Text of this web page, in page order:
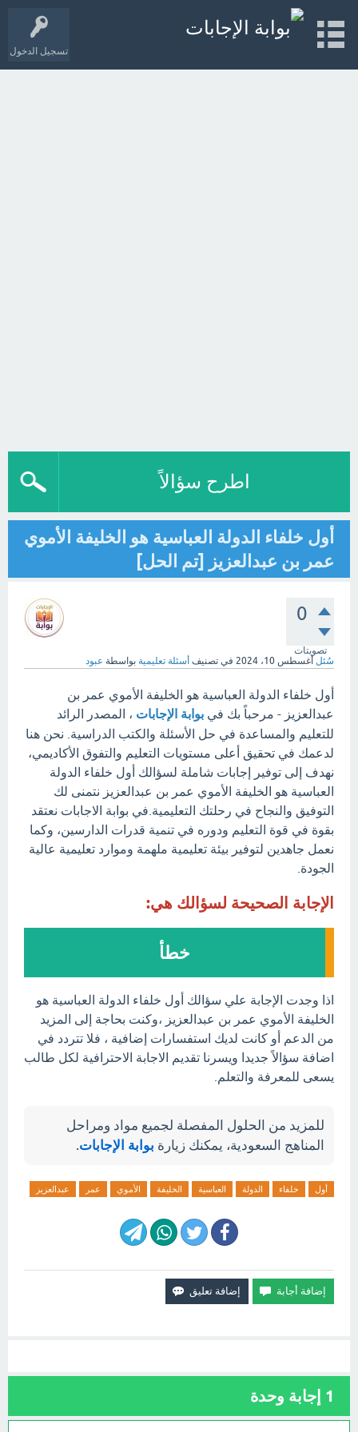
تسجيل الدخول
اطرح سؤالاً
أول خلفاء الدولة العباسية هو الخليفة الأموي
عمر بن عبدالعزيز [تم الحل]
0
تصويتات
سُئل أغسطس 10، 2024 في تصنيف أسئلة تعليمية بواسطة عبود
أول خلفاء الدولة العباسية هو الخليفة الأموي عمر بن
عبدالعزيز - مرحباً بك في بوابة الإجابات ، المصدر الرائد
للتعليم والمساعدة في حل الأسئلة والكتب الدراسية. نحن هنا
لدعمك في تحقيق أعلى مستويات التعليم والتفوق الأكاديمي،
نهدف إلى توفير إجابات شاملة لسؤالك أول خلفاء الدولة
العباسية هو الخليفة الأموي عمر بن عبدالعزيز نتمنى لك
التوفيق والنجاح في رحلتك التعليمية.في بوابة الاجابات نعتقد
بقوة في قوة التعليم ودوره في تنمية قدرات الدارسين، وكما
نعمل جاهدين لتوفير بيئة تعليمية ملهمة وموارد تعليمية عالية
الجودة.
الإجابة الصحيحة لسؤالك هي:
خطأ
اذا وجدت الإجابة علي سؤالك أول خلفاء الدولة العباسية هو
الخليفة الأموي عمر بن عبدالعزيز ،وكنت بحاجة إلى المزيد
من الدعم أو كانت لديك استفسارات إضافية ، فلا تتردد في
اضافة سؤالاً جديدا ويسرنا تقديم الاجابة الاحترافية لكل طالب
يسعى للمعرفة والتعلم.
للمزيد من الحلول المفصلة لجميع مواد ومراحل
المناهج السعودية، يمكنك زيارة بوابة الإجابات.
أول خلفاء الدولة العباسية الخليفة الأموي عمر عبدالعزيز
1 إجابة وحدة